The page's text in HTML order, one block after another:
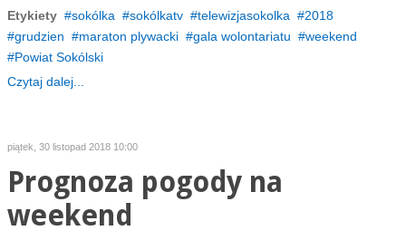
Etykiety
sokólka sokólkatv telewizjasokolka
2018
grudzien
maraton plywacki gala wolontariatu
weekend
Powiat Sokólski
Czytaj dalej...
piątek, 30 listopad 2018 10:00
Prognoza pogody na
weekend